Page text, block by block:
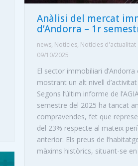
Anàlisi del mercat
d’Andorra – 1r
news, Noticies, Notícies d'actualitat
09/10/2025
El sector immobiliari d’Andorra
mostrant un alt nivell
Segons l’últim informe de
semestre del 2025 ha tancat
compravendes, fet que
del 23% respecte al mateix
anterior. Els preus de
màxims històrics, situant-se